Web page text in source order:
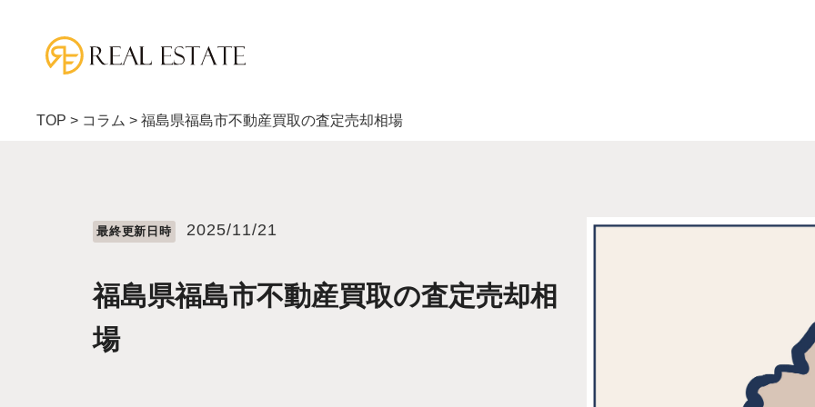
TOP > コラム > 福島県福島市不動産買取の査定売却相場
最終更新⽇時 2025/11/21
福島県福島市不動産買取の査定売却相
場